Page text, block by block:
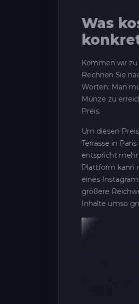
Was
Kommen wir
Rechnen Sie
Worten: Man
Münze zu
Preis.
Um diesen
Terrasse in
entspricht
Plattform kann
eines
größere
Inhalte umso